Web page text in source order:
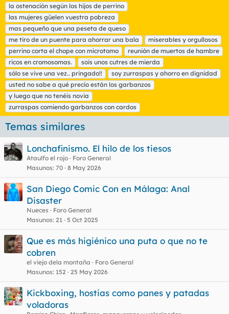
e
t
a
s
la ostenación según los hijos de perrino
las mujeres güelen vuestra pobreza
mas pequeño que una peseta de queso
me tiro de un puente para ahorrar una bala
miserables y orgullosos
perrino corta el chope con microtomo
reunión de muertos de hambre
ricos en cromosomas.
sois unos cutres de mierda
sólo se vive una vez.. pringado!!
soy zurraspas y ahorro en dignidad
usted no sabe a qué precio están los garbanzos
y luego que no tenéis novia
zurraspas comiendo garbanzos con cardos
Temas similares
Lonchafinismo. El hilo de los tiesos
Ataulfo el rojo
Foro General
Masunos 70 8 May 2026
San Diego Comic Con en Málaga: Anal
Disaster
Nueces
Foro General
Masunos 21 5 Oct 2025
Que es más higiénico una puta o que no te
cobren
el viejo dela montaña
Foro General
Masunos 152 25 May 2026
Kickboxing, hostias como panes y patadas
voladoras